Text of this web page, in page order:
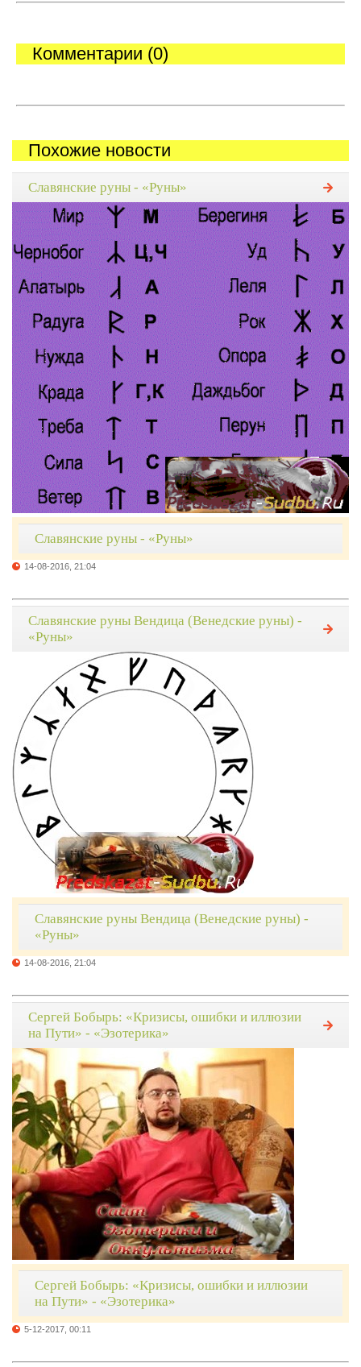
Комментарии (0)
Похожие новости
Славянские руны - «Руны»
Славянские руны - «Руны»
14-08-2016, 21:04
Славянские руны Вендица (Венедские руны) -
«Руны»
Славянские руны Вендица (Венедские руны) -
«Руны»
14-08-2016, 21:04
Сергей Бобырь: «Кризисы, ошибки и иллюзии
на Пути» - «Эзотерика»
Сергей Бобырь: «Кризисы, ошибки и иллюзии
на Пути» - «Эзотерика»
5-12-2017, 00:11